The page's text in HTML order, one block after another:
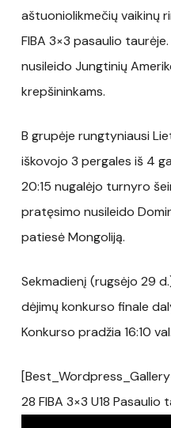
aštuoniolikmečių vaikinų
FIBA 3×3 pasaulio
nusileido Jungtinių
krepšininkams.
B grupėje rungtyniausi
iškovojo 3 pergales iš 4
20:15 nugalėjo turnyro
pratęsimo nusileido
patiesė Mongoliją.
Sekmadienį (rugsėjo 29
dėjimų konkurso finale
Konkurso pradžia 16:10 val.
28 FIBA 3×3 U18 Pasaulio